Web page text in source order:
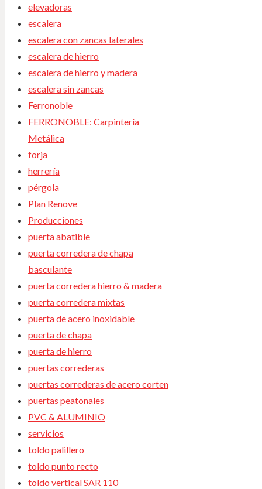
elevadoras
escalera
escalera con zancas laterales
escalera de hierro
escalera de hierro y madera
escalera sin zancas
Ferronoble
FERRONOBLE: Carpintería
Metálica
forja
herrería
pérgola
Plan Renove
Producciones
puerta abatible
puerta corredera de chapa
basculante
puerta corredera hierro & madera
puerta corredera mixtas
puerta de acero inoxidable
puerta de chapa
puerta de hierro
puertas correderas
puertas correderas de acero corten
puertas peatonales
PVC & ALUMINIO
servicios
toldo palillero
toldo punto recto
toldo vertical SAR 110